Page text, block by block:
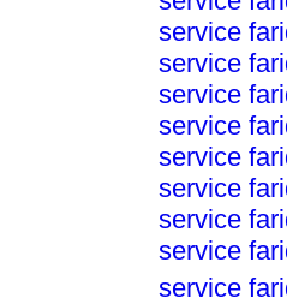
service
service
service
service
service
service
service
service
service